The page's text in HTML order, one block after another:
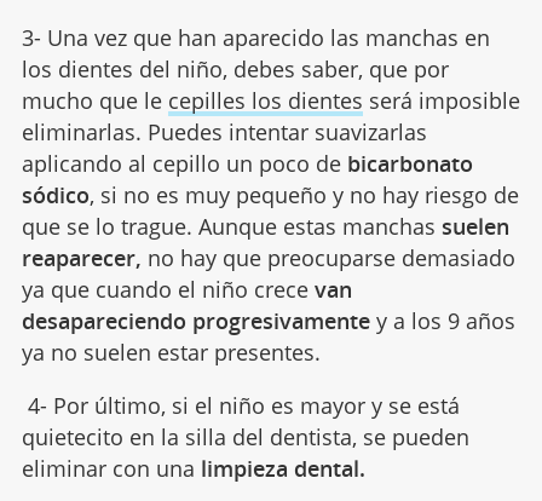
3- Una vez que han aparecido las manchas en
los dientes del niño, debes saber, que por
mucho que le cepilles los dientes será imposible
eliminarlas. Puedes intentar suavizarlas
aplicando al cepillo un poco de bicarbonato
sódico, si no es muy pequeño y no hay riesgo de
que se lo trague. Aunque estas manchas suelen
reaparecer, no hay que preocuparse demasiado
ya que cuando el niño crece van
desapareciendo progresivamentey a los 9 años
ya no suelen estar presentes.
4- Por último, si el niño es mayor y se está
quietecito en la silla del dentista, se pueden
eliminar con una limpieza dental.